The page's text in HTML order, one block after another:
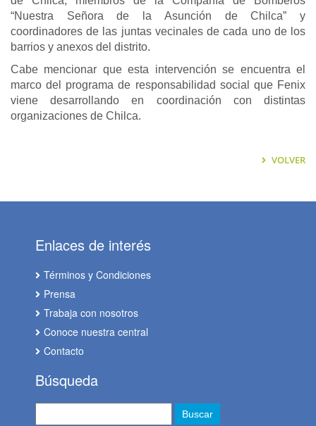
“Nuestra Señora de la Asunción de Chilca” y
coordinadores de las juntas vecinales de cada uno de los
barrios y anexos del distrito.
Cabe mencionar que esta intervención se encuentra el
marco del programa de responsabilidad social que Fenix
viene desarrollando en coordinación con distintas
organizaciones de Chilca.
VOLVER
Enlaces de interés
Términos y Condiciones
Prensa
Trabaja con nosotros
Conoce nuestra central
Contacto
Búsqueda